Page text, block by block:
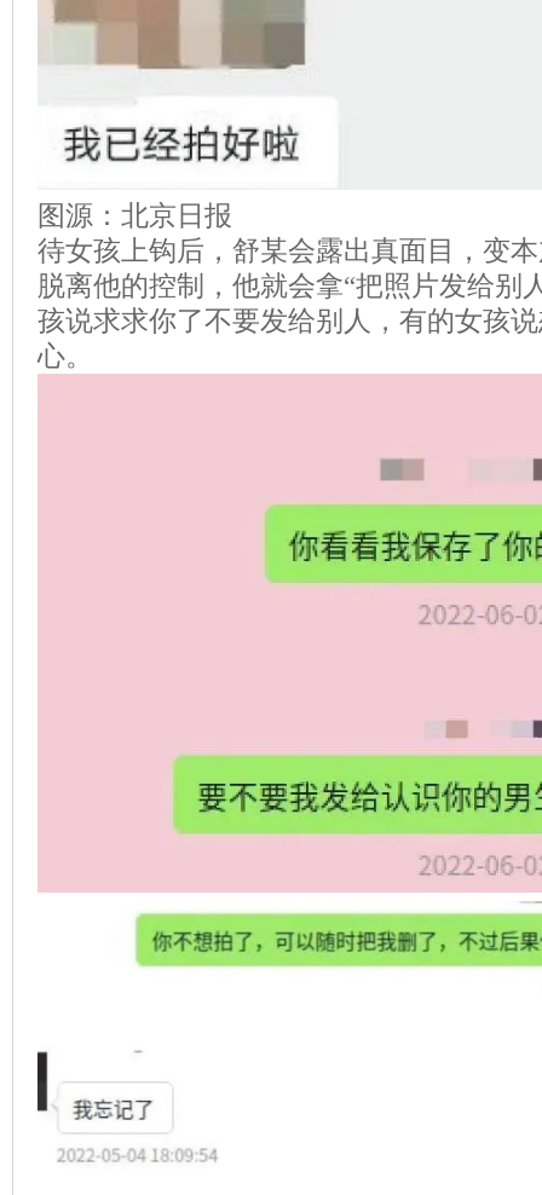
图源：北京日报
待女孩上钩后，舒某会露出真面目，变
脱离他的控制，他就会拿“把照片发给别
孩说求求你了不要发给别人，有的女孩
心。